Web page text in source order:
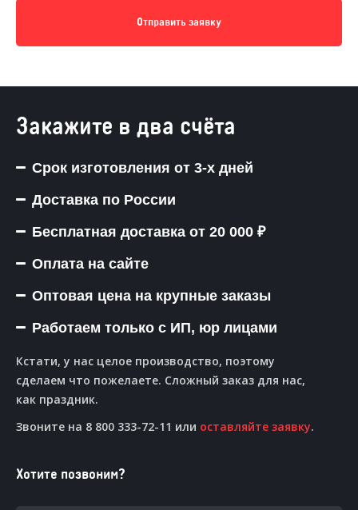
Отправить заявку
Закажите в два счёта
Срок изготовления от 3-х дней
Доставка по России
Бесплатная доставка от 20 000 ₽
Оплата на сайте
Оптовая цена на крупные заказы
Работаем только с ИП, юр лицами
Кстати, у нас целое производство, поэтому
сделаем что пожелаете. Сложный заказ для нас,
как праздник.
Звоните на 8 800 333-72-11 или оставляйте заявку.
Хотите позвоним?